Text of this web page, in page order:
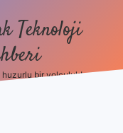
Teknoloji
bir yolculuk!